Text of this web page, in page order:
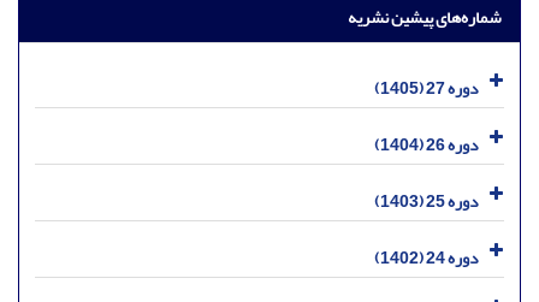
شماره‌های پیشین نشریه
دوره 27 (1405)
دوره 26 (1404)
دوره 25 (1403)
دوره 24 (1402)